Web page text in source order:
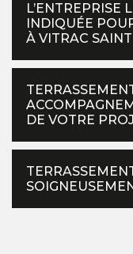
L’ENTREPRISE
INDIQUÉE
À VITRAC
DE VOTRE